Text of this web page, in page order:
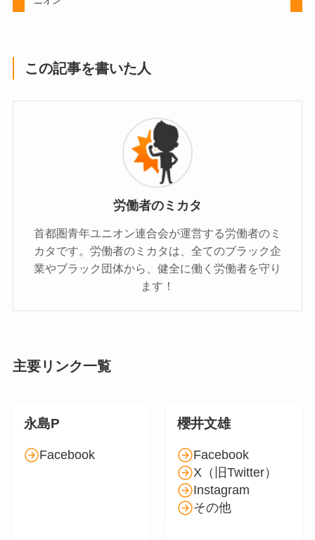
この記事を書いた人
労働者のミカタ
首都圏青年ユニオン連合会が運営する労働者のミ
カタです。労働者のミカタは、全てのブラック企
業やブラック団体から、健全に働く労働者を守り
ます！
主要リンク一覧
永島P
Facebook
櫻井文雄
Facebook
X（旧Twitter）
Instagram
その他